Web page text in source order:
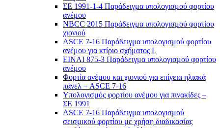
ΣΕ 1991-1-4 Παράδειγμα υπολογισμού φορτίου
ανέμου
NBCC 2015 Παράδειγμα υπολογισμού φορτίου
χιονιού
ASCE 7-16 Παράδειγμα υπολογισμού φορτίου
ανέμου για κτίριο σχήματος L
ΕΙΝΑΙ 875-3 Παράδειγμα υπολογισμού φορτίου
ανέμου
Φορτία ανέμου και χιονιού για επίγεια ηλιακά
πάνελ – ASCE 7-16
Υπολογισμός φορτίου ανέμου για πινακίδες –
ΣΕ 1991
ASCE 7-16 Παράδειγμα υπολογισμού
σεισμικού φορτίου με χρήση διαδικασίας